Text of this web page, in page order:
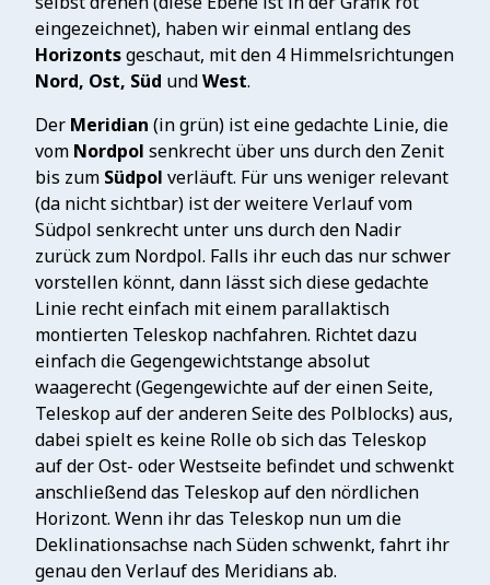
eingezeichnet), haben wir einmal entlang des
Horizontsgeschaut, mit den 4 Himmelsrichtungen
Nord, Ost, Süd undWest.
Der Meridian (in grün) ist eine gedachte Linie, die
vom Nordpol senkrecht über uns durch den Zenit
bis zum Südpol verläuft. Für uns weniger relevant
(da nicht sichtbar) ist der weitere Verlauf vom
Südpol senkrecht unter uns durch den Nadir
zurück zum Nordpol. Falls ihr euch das nur schwer
vorstellen könnt, dann lässt sich diese gedachte
Linie recht einfach mit einem parallaktisch
montierten Teleskop nachfahren. Richtet dazu
einfach die Gegengewichtstange absolut
waagerecht (Gegengewichte auf der einen Seite,
Teleskop auf der anderen Seite des Polblocks) aus,
dabei spielt es keine Rolle ob sich das Teleskop
auf der Ost- oder Westseite befindet und schwenkt
anschließend das Teleskop auf den nördlichen
Horizont. Wenn ihr das Teleskop nun um die
Deklinationsachse nach Süden schwenkt, fahrt ihr
genau den Verlauf des Meridians ab.